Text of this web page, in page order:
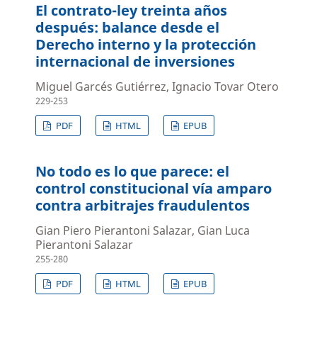
El contrato-ley treinta años
después: balance desde el
Derecho interno y la protección
internacional de inversiones
Miguel Garcés Gutiérrez, Ignacio Tovar Otero
229-253
PDF
HTML EPUB
No todo es lo que parece: el
control constitucional vía amparo
contra arbitrajes fraudulentos
Gian Piero Pierantoni Salazar, Gian Luca
Pierantoni Salazar
255-280
PDF
HTML EPUB